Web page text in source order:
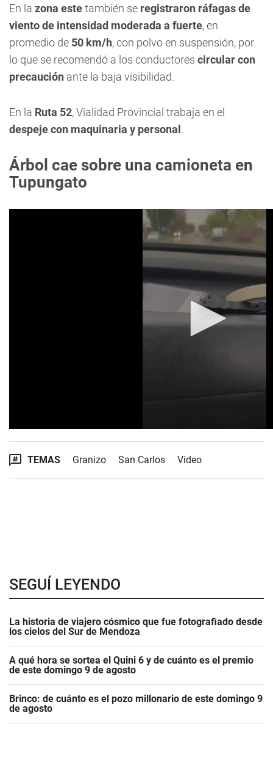
En la zona estetambién se registraron ráfagas de
viento de intensidad moderada a fuerte, en
promedio de 50 km/h, con polvo en suspensión, por
lo que se recomendó a los conductores circular con
precaución ante la baja visibilidad.
En la Ruta 52, Vialidad Provincial trabaja en el
despeje con maquinaria y personal .
Árbol cae sobre una camioneta en
Tupungato
TEMAS Granizo San Carlos Video
SEGUÍ LEYENDO
La historia de viajero cósmico que fue fotografiado desde
los cielos del Sur de Mendoza
A qué hora se sortea el Quini 6 y de cuánto es el premio
de este domingo 9 de agosto
Brinco: de cuánto es el pozo millonario de este domingo 9
de agosto